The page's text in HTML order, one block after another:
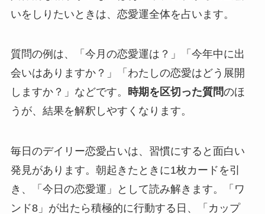
いをしりたいときは、恋愛運全体を占います。
質問の例は、「今月の恋愛運は？」「今年中に出
会いはありますか？」「わたしの恋愛はどう展開
しますか？」などです。 時期を区切った質問のほ
うが、結果を解釈しやすくなります。
毎日のデイリー恋愛占いは、習慣にすると面白い
発見があります。朝起きたときに1枚カードを引
き、「今日の恋愛運」として読み解きます。「ワ
ンド8」が出たら積極的に行動する日、「カップ